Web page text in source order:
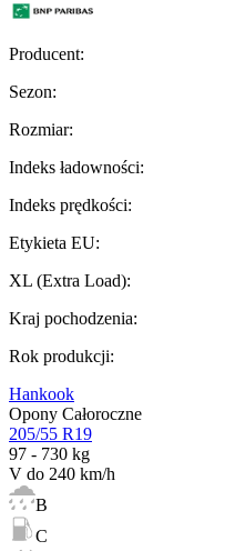
Producent:
Sezon:
Rozmiar:
Indeks ładowności:
Indeks prędkości:
Etykieta EU:
XL (Extra Load):
Kraj pochodzenia:
Rok produkcji:
Hankook
Opony Całoroczne
205/55 R19
97 - 730 kg
V do 240 km/h
B
C